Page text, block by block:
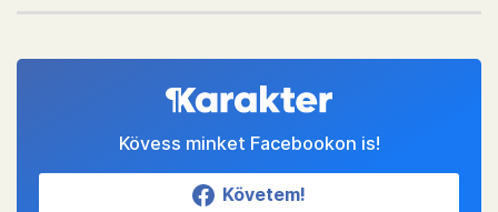
Kövess minket Facebookon is!
Követem!